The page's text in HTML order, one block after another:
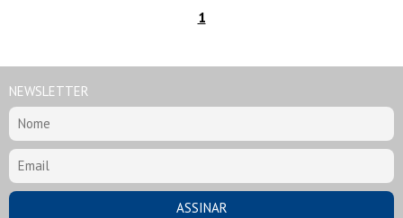
1
NEWSLETTER